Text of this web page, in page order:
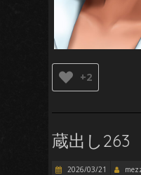
+2
蔵出し263
2026/03/21